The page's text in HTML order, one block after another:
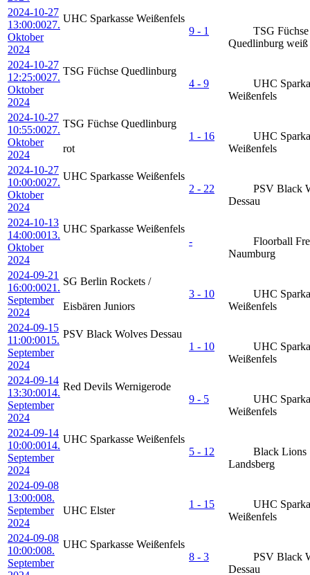
2024-10-27
13:00:0027.
Oktober
2024
UHC Sparkasse Weißenfels
9 - 1
TSG Füchse
Quedlinburg weiß
2024-10-27
12:25:0027.
Oktober
2024
TSG Füchse Quedlinburg
4 - 9
UHC
Weißenfels
2024-10-27
10:55:0027.
Oktober
2024
TSG Füchse Quedlinburg
rot
1 - 16
UHC
Weißenfels
2024-10-27
10:00:0027.
Oktober
2024
UHC Sparkasse Weißenfels
2 - 22
PSV Black
Dessau
2024-10-13
14:00:0013.
Oktober
2024
UHC Sparkasse Weißenfels
-
Floorball
Naumburg
2024-09-21
16:00:0021.
September
2024
SG Berlin Rockets /
Eisbären Juniors
3 - 10
UHC
Weißenfels
2024-09-15
11:00:0015.
September
2024
PSV Black Wolves Dessau
1 - 10
UHC
Weißenfels
2024-09-14
13:30:0014.
September
2024
Red Devils Wernigerode
9 - 5
UHC
Weißenfels
2024-09-14
10:00:0014.
September
2024
UHC Sparkasse Weißenfels
5 - 12
Black Lions
Landsberg
2024-09-08
13:00:008.
September
2024
UHC Elster
1 - 15
UHC
Weißenfels
2024-09-08
10:00:008.
September
UHC Sparkasse Weißenfels
8 - 3
PSV Black
Dessau